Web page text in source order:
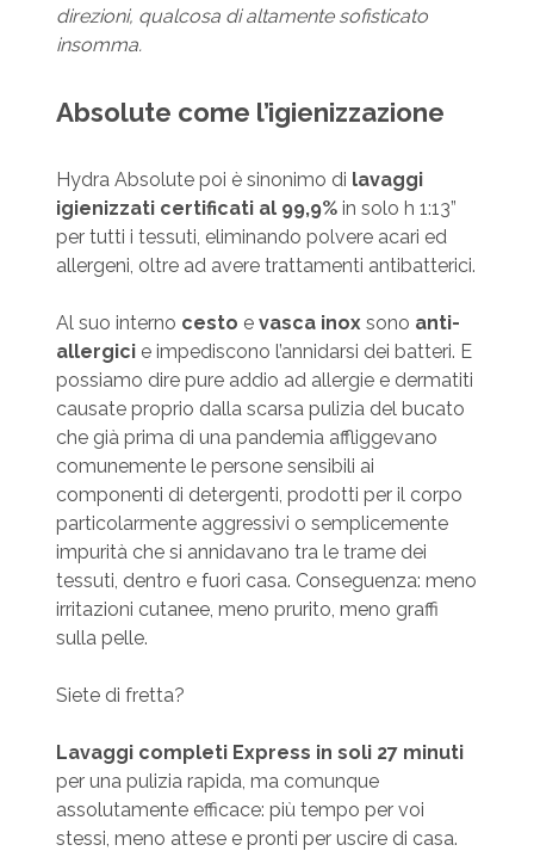
direzioni, qualcosa di altamente sofisticato
insomma.
Absolute come l’igienizzazione
Hydra Absolute poi è sinonimo di lavaggi
igienizzati certificati al 99,9%in solo h 1:13”
per tutti i tessuti, eliminando polvere acari ed
allergeni, oltre ad avere trattamenti antibatterici.
Al suo interno cesto e vasca inox sono anti-
allergicie impediscono l’annidarsi dei batteri. E
possiamo dire pure addio ad allergie e dermatiti
causate proprio dalla scarsa pulizia del bucato
che già prima di una pandemia affliggevano
comunemente le persone sensibili ai
componenti di detergenti, prodotti per il corpo
particolarmente aggressivi o semplicemente
impurità che si annidavano tra le trame dei
tessuti, dentro e fuori casa. Conseguenza: meno
irritazioni cutanee, meno prurito, meno graffi
sulla pelle.
Siete di fretta?
Lavaggi completi Express in soli 27 minuti
per una pulizia rapida, ma comunque
assolutamente efficace: più tempo per voi
stessi, meno attese e pronti per uscire di casa.